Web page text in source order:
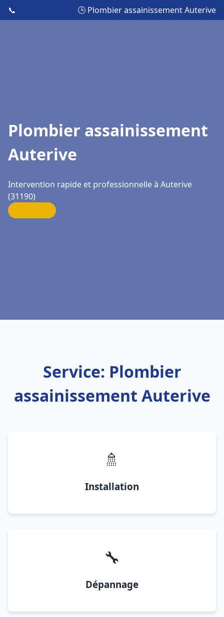
📞 🕒 Plombier assainissement Auterive
Plombier assainissement
Auterive
Intervention rapide et professionnelle à Auterive
(31190)
Service: Plombier
assainissement Auterive
🚿
Installation
🔧
Dépannage